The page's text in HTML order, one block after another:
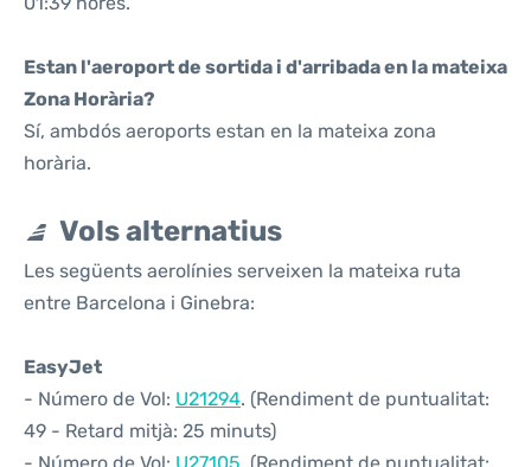
Estan l'aeroport de sortida i d'arribada en la mateixa
Zona Horària?
Sí, ambdós aeroports estan en la mateixa zona
horària.
Vols alternatius
Les següents aerolínies serveixen la mateixa ruta
entre Barcelona i Ginebra:
EasyJet
- Número de Vol: U21294. (Rendiment de puntualitat:
49 - Retard mitjà: 25 minuts)